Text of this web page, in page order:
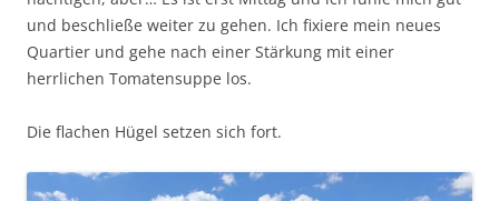
und beschließe weiter zu gehen. Ich fixiere mein neues
Quartier und gehe nach einer Stärkung mit einer
herrlichen Tomatensuppe los.
Die flachen Hügel setzen sich fort.